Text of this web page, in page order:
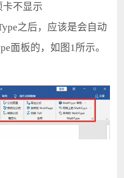
不显示
之后，应该是会自动
面板的，如图1所示。